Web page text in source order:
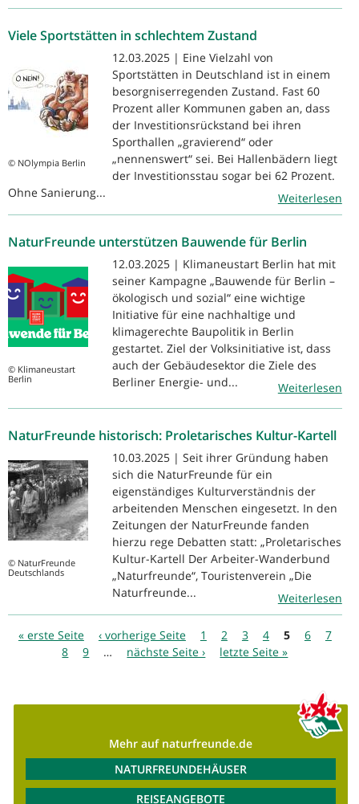
Viele Sportstätten in schlechtem Zustand
© NOlympia Berlin
12.03.2025 | Eine Vielzahl von
Sportstätten in Deutschland ist in einem
besorgniserregenden Zustand. Fast 60
Prozent aller Kommunen gaben an, dass
der Investitionsrückstand bei ihren
Sporthallen „gravierend“ oder
„nennenswert“ sei. Bei Hallenbädern liegt
der Investitionsstau sogar bei 62 Prozent.
Ohne Sanierung...
Weiterlesen
NaturFreunde unterstützen Bauwende für Berlin
© Klimaneustart
Berlin
12.03.2025 | Klimaneustart Berlin hat mit
seiner Kampagne „Bauwende für Berlin –
ökologisch und sozial“ eine wichtige
Initiative für eine nachhaltige und
klimagerechte Baupolitik in Berlin
gestartet. Ziel der Volksinitiative ist, dass
auch der Gebäudesektor die Ziele des
Berliner Energie- und...
Weiterlesen
NaturFreunde historisch: Proletarisches Kultur-Kartell
© NaturFreunde
Deutschlands
10.03.2025 | Seit ihrer Gründung haben
sich die NaturFreunde für ein
eigenständiges Kulturverständnis der
arbeitenden Menschen eingesetzt. In den
Zeitungen der NaturFreunde fanden
hierzu rege Debatten statt: „Proletarisches
Kultur-Kartell Der Arbeiter-Wanderbund
„Naturfreunde“, Touristenverein „Die
Naturfreunde...
Weiterlesen
Seiten
« erste Seite ‹ vorherige Seite 1 2 3 4 5 6
7
8
9 … nächste Seite › letzte Seite »
Mehr auf naturfreunde.de
NATURFREUNDEHÄUSER
REISEANGEBOTE